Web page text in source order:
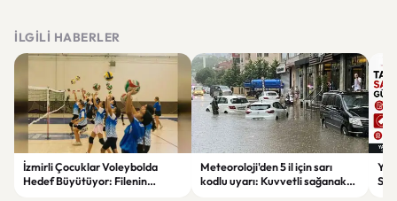
İLGILI HABERLER
İzmirli Çocuklar Voleybolda
Hedef Büyütüyor: Filenin
Meteoroloji'den 5 il için sarı
kodlu uyarı: Kuvvetli sağanak